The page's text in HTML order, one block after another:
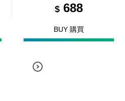
$688
BUY 購買